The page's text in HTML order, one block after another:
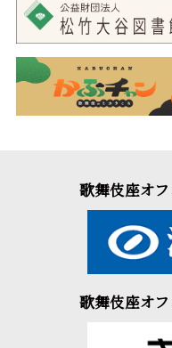
歌舞伎座オ
歌舞伎座オ